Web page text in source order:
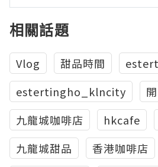
相關話題
Vlog 甜品時間
estertingho_klncity
九龍城咖啡店
hkcafe
九龍城甜品
香港咖啡店